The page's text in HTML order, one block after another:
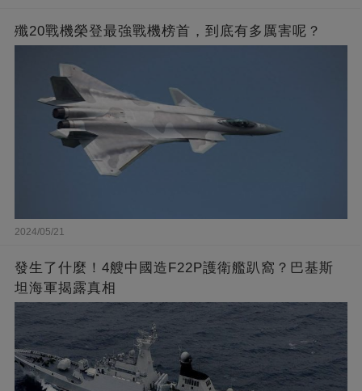
殲20戰機榮登最強戰機榜首，到底有多厲害呢？
2024/05/21
發生了什麼！4艘中國造F22P護衛艦趴窩？巴基斯
坦海軍揭露真相